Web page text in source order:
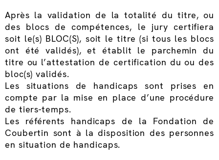
Après la validation de la totalité du titre, ou
des blocs de compétences, le jury certifiera
soit le(s) BLOC(S), soit le titre (si tous les blocs
ont été validés), et établit le parchemin du
titre ou l’attestation de certification du ou des
bloc(s) validés.
Les situations de handicaps sont prises en
compte par la mise en place d’une procédure
de tiers-temps.
Les référents handicaps de la Fondation de
Coubertin sont à la disposition des personnes
en situation de handicaps.